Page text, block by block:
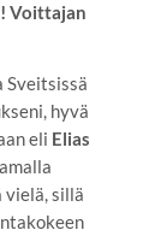
Voittajan
hyvä
eli Elias
sillä